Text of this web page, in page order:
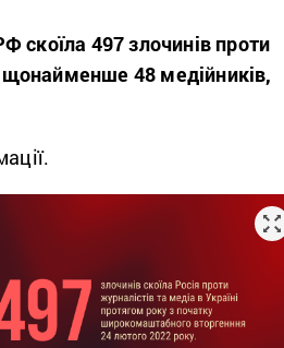
скоїла 497 злочинів проти
щонайменше 48 медійників,